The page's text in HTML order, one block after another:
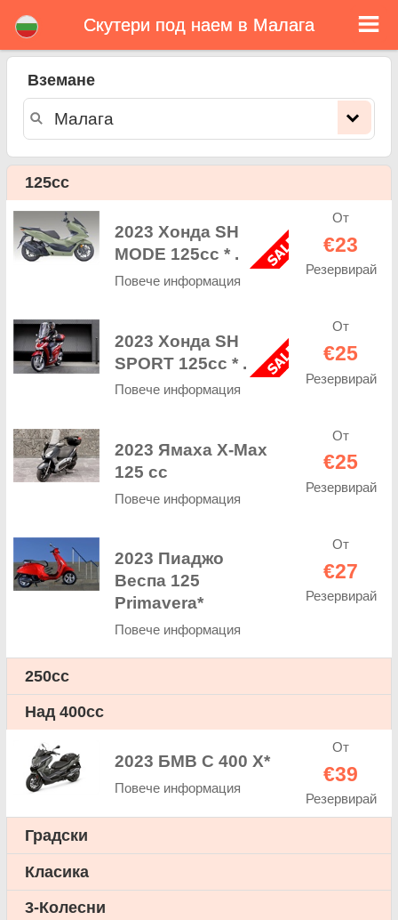
Малага скутери под наем
Малага скутери под наем - ценова листа. Евтини цени за наем на скутери в Малага. Рент скутери в Малага. Нашата
резервация за наем на скутери в Малага - неограничен пробег, GPS, скутери оборудване, пътуване зад граница.
Скутери под наем в Малага
Вземане
125cc
2023 Хонда SH
MODE 125cc * .
Повече информация
От
€23
Резервирай
2023 Хонда SH
SPORT 125сс * .
Повече информация
От
€25
Резервирай
2023 Ямаха X-Max
125 cc
Повече информация
От
€25
Резервирай
2023 Пиаджо
Веспа 125
Primavera*
Повече информация
От
€27
Резервирай
250cc
Над 400cc
2023 БМВ C 400 X*
Повече информация
От
€39
Резервирай
Градски
Класика
3-Колесни